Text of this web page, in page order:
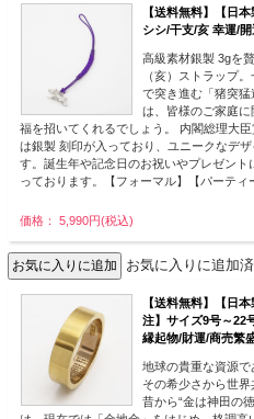
【送料無料】【日
シシ/干支/亥 幸運/
高級素材銀製 3gを
（亥）ストラップ
で突き進む「猪突猛
は、皆様のご家庭
福を招いてくれるでしょう。 内閣総理大
は銀製 刻印が入っており、ユニークなデ
す。誕生年や記念日のお祝いやプレゼン
っております。【フォーマル】【パーティ
価格： 5,990円(税込)
お気に入りに追加済
【送料無料】【日
注】サイズ9号～22
縁起物/財運/商売繁
地球の貴重な資源で
その希少さから世界
昔から“金は神田の